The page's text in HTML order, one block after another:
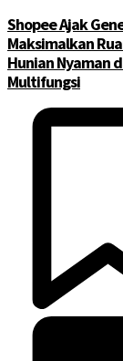
Shopee Ajak
Maksimalkan
Hunian Nyaman
Multifungsi